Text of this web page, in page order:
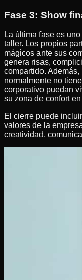
Fase 3: Show
La última fase es
taller. Los propios
mágicos ante sus
genera risas,
compartido.
normalmente no
corporativo puedan
su zona de confort
El cierre puede
valores de la
creatividad,